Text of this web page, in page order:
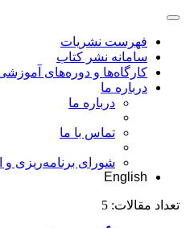
فهرست نشریات
سامانه نشر کتاب
کارگاه‌ها و دوره‌های
درباره ما
درباره ما
تماس با ما
شورای برنامه‌ریزی
English
تعداد مقالات: 5